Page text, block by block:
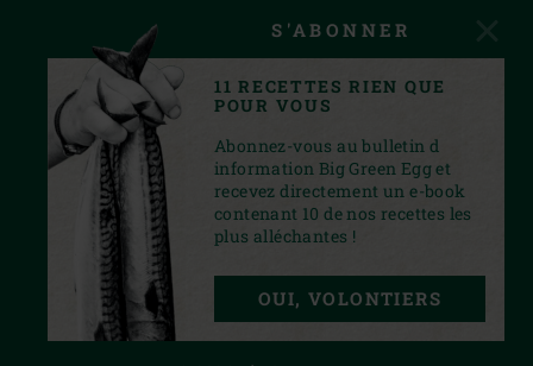
PRIVACY STATEMENT
S'ABONNER
11 RECETTES RIEN QUE
POUR VOUS
Abonnez-vous au bulletin d
information Big Green Egg et
recevez directement un e-book
contenant 10 de nos recettes les
plus alléchantes !
OUI, VOLONTIERS